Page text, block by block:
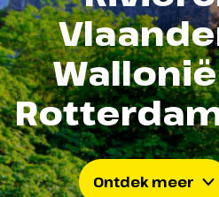
Ontdek meer
Altijd inbegrepen
Cruise volgens
Volpension aan boord
vanaf diner 1e dag t/m
Welkomstcocktail